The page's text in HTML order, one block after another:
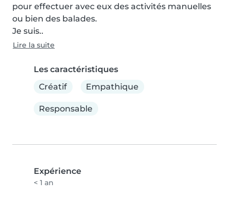
pour effectuer avec eux des activités manuelles
ou bien des balades.
Je suis..
Lire la suite
Les caractéristiques
Créatif
Empathique
Responsable
Expérience
< 1 an